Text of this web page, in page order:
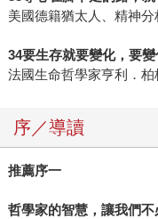
美國德籍猶太人、精神
34要生存就要變化，要
法國生命哲學家亨利．柏
序／導讀
推薦序一
哲學家的智慧，讓我們